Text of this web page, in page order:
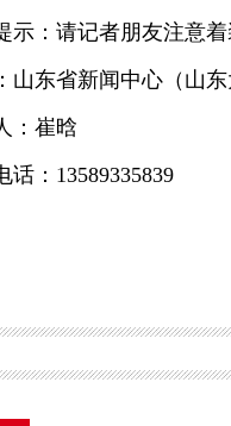
：请记者朋友注意着
东省新闻中心（山东
崔晗
：13589335839